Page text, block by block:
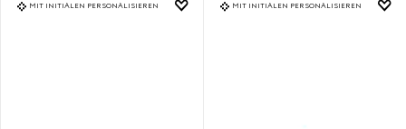
MIT INITIALEN PERSONALISIEREN MIT INITIALEN PERSONALISIEREN